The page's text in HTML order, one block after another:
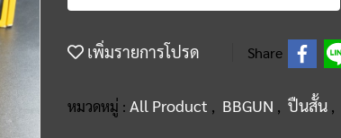
เพิ่มรายการโปรด Share
หมวดหมู่ : All Product , BBGUN , ปืนสั้น ,